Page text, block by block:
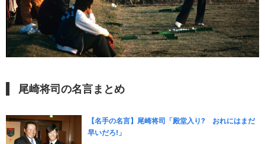
尾崎将司の名言まとめ
【名手の名言】尾崎将司「殿堂入り? おれにはまだ
早いだろ!」